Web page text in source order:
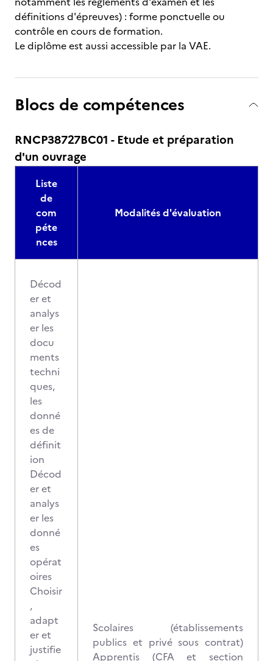
définitions d'épreuves) : forme ponctuelle ou
contrôle en cours de formation.
Le diplôme est aussi accessible par la VAE.
Blocs de compétences
RNCP38727BC01 - Etude et préparation
d'un ouvrage
Liste
de
com
péte
nces
Modalités d'évaluation
Décod
er et
analys
er les
docu
ments
techni
ques,
les
donné
es de
définit
ion
Décod
er et
analys
er les
donné
es
opérat
oires
Choisir
,
adapt
er et
justifie
Scolaires (établissements
publics et privé sous contrat)
Apprentis (CFA et section